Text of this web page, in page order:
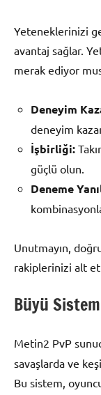
Yeteneklerinizi
avantaj sağlar.
merak ediyor
Deneyim
deneyim
İşbirliği:
güçlü olun.
Deneme
Unutmayın,
rakiplerinizi alt
Büyü
Metin2 PvP
savaşlarda ve
Bu sistem,